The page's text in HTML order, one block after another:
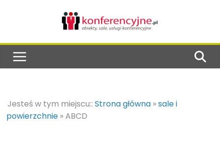
Jesteś w tym miejscu:: Strona główna »sale i
powierzchnie »ABCD